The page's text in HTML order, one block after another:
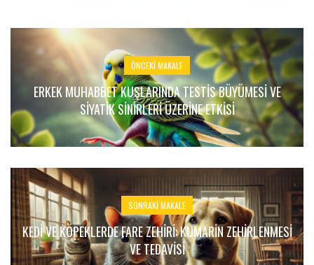
ÖNCEKI MAKALE
ERKEK MUHABBET KUŞLARINDA TESTIS BÜYÜMESI VE
SIYATIK SINIRLERI ÜZERINE ETKISI
SONRAKI MAKALE
KEDI VE KÖPEKLERDE FARE ZEHIRI: KUMARIN ZEHIRLENMESI
VE TEDAVISI